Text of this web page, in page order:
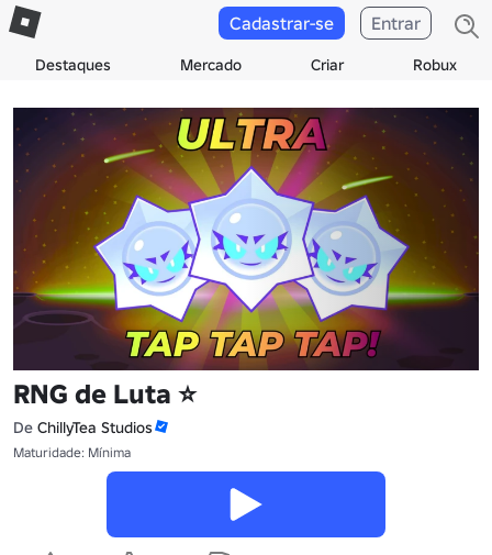
Destaques Mercado Criar Robux
Cadastrar-se Entrar
RNG de Luta ⭐
De ChillyTea Studios
Maturidade: Mínima